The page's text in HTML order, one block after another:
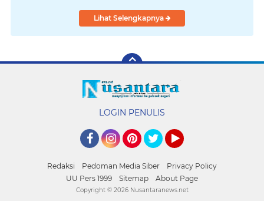
Lihat Selengkapnya
LOGIN PENULIS
Redaksi Pedoman Media Siber
Privacy Policy
UU Pers 1999
Sitemap About Page
Copyright © 2026 Nusantaranews.net